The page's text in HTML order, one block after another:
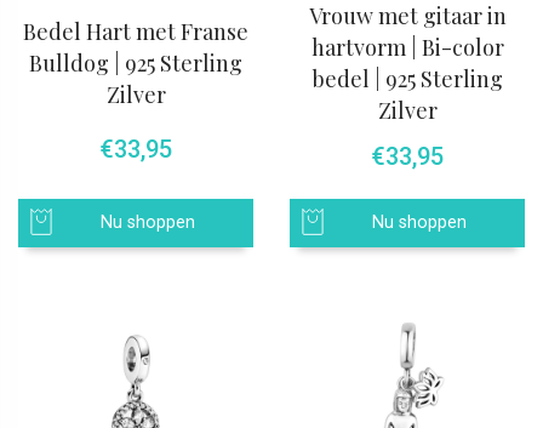
Bedel Hart met Franse
Bulldog | 925 Sterling
Zilver
€33,95
Nu shoppen
Vrouw met gitaar in
hartvorm | Bi-color
bedel | 925 Sterling
Zilver
€33,95
Nu shoppen